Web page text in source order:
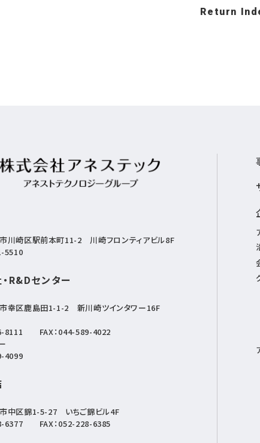
Return
川崎区駅前本町11-2 川崎フロンティアビル8F
5510
R&Dセンター
幸区鹿島田1-1-2 新川崎ツインタワー16F
8111 FAX：044-589-4022
4099
中区錦1-5-27 いちご錦ビル4F
6377 FAX：052-228-6385